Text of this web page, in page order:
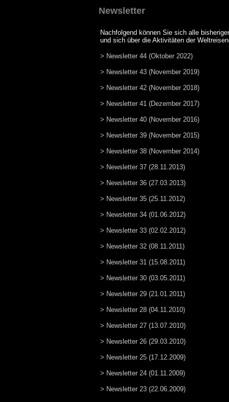
Newsletter
Nachfolgend können Sie sich alle
und sich über die Aktivitäten der
> Newsletter 44 (Oktober 2022)
> Newsletter 43 (November 2019)
> Newsletter 42 (November 2018)
> Newsletter 41 (Dezember 2017)
> Newsletter 40 (November 2016)
> Newsletter 39 (November 2015)
> Newsletter 38 (November 2014)
> Newsletter 37 (28.11.2013)
> Newsletter 36 (27.03.2013)
> Newsletter 35 (25.11.2012)
> Newsletter 34 (01.06.2012)
> Newsletter 33 (02.02.2012)
> Newsletter 32 (08.11.2011)
> Newsletter 31 (15.08.2011)
> Newsletter 30 (03.05.2011)
> Newsletter 29 (21.01.2011)
> Newsletter 28 (04.11.2010)
> Newsletter 27 (13.07.2010)
> Newsletter 26 (29.03.2010)
> Newsletter 25 (17.12.2009)
> Newsletter 24 (01.11.2009)
> Newsletter 23 (22.06.2009)